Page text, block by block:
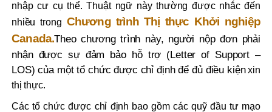
nhập cư cụ thể. Thuật ngữ này thường được nhắc đến
nhiều trong Chương trình Thị thực Khởi nghiệp
Canada.Theo chương trình này, người nộp đơn phải
nhận được sự đảm bảo hỗ trợ (Letter of Support –
LOS) của một tổ chức được chỉ định để đủ điều kiệnxin
thị thực.
Các tổ chức được chỉ định bao gồm các quỹ đầu tư mạo